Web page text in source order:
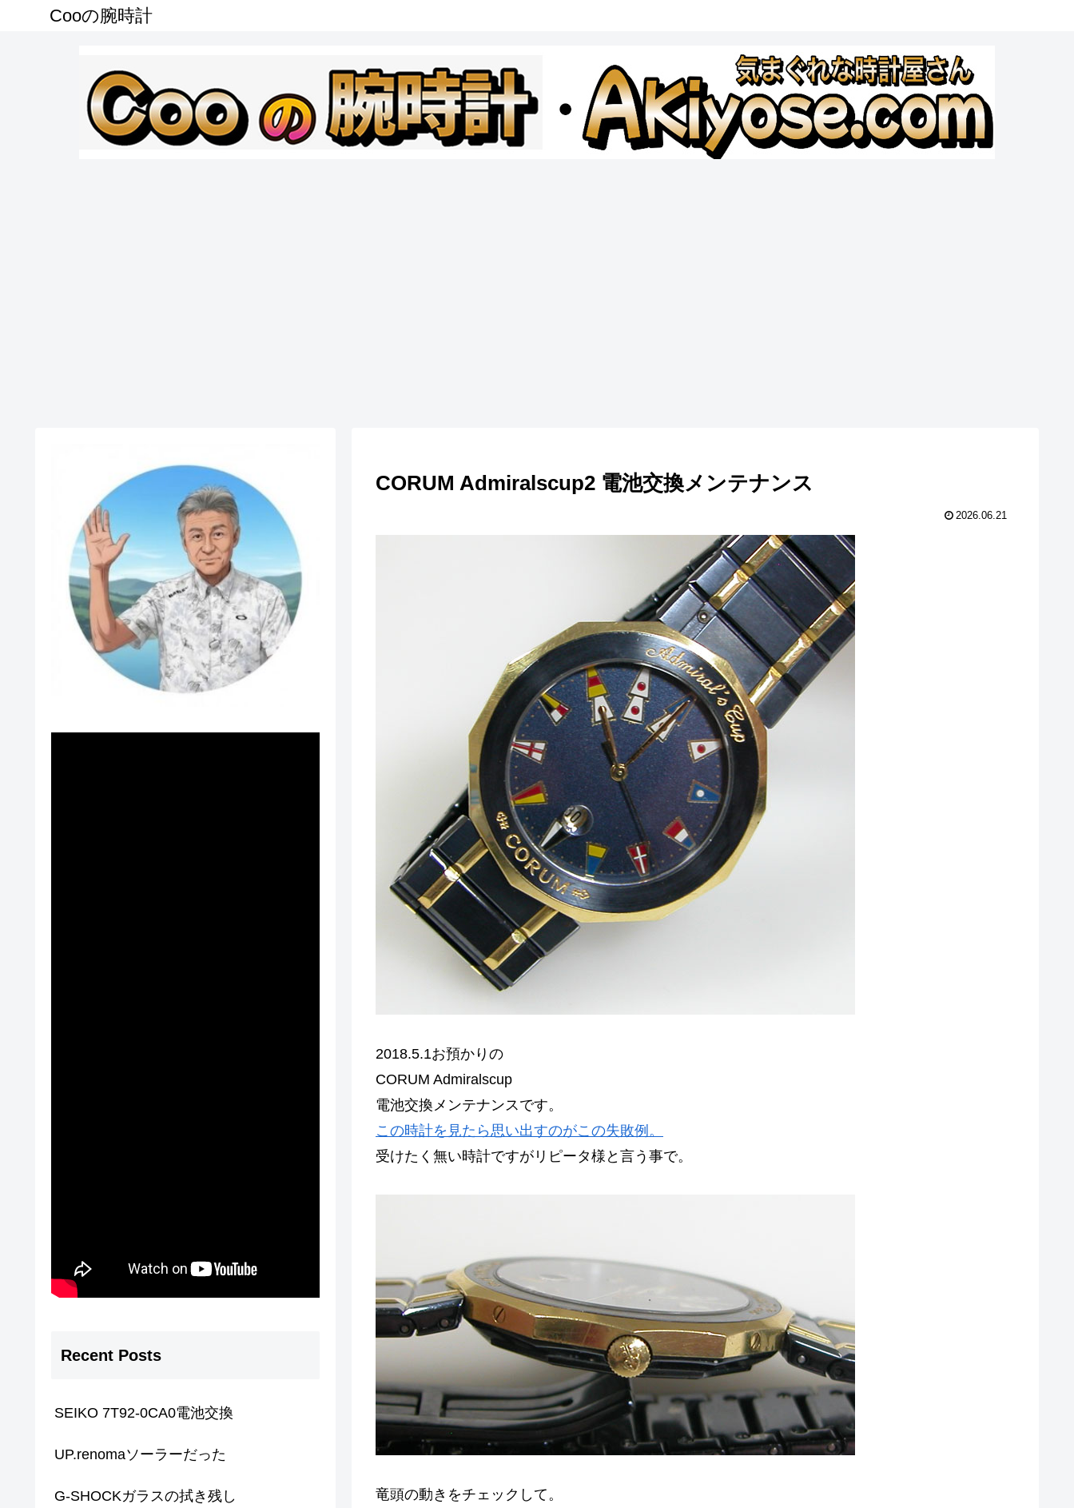
Cooの腕時計
CORUM Admiralscup2 電池交換メンテナンス
2026.06.21
2018.5.1お預かりの
CORUM Admiralscup
電池交換メンテナンスです。
この時計を見たら思い出すのがこの失敗例。
受けたく無い時計ですがリピータ様と言う事で。
竜頭の動きをチェックして。
Recent Posts
SEIKO 7T92-0CA0電池交換
UP.renomaソーラーだった
G-SHOCKガラスの拭き残し